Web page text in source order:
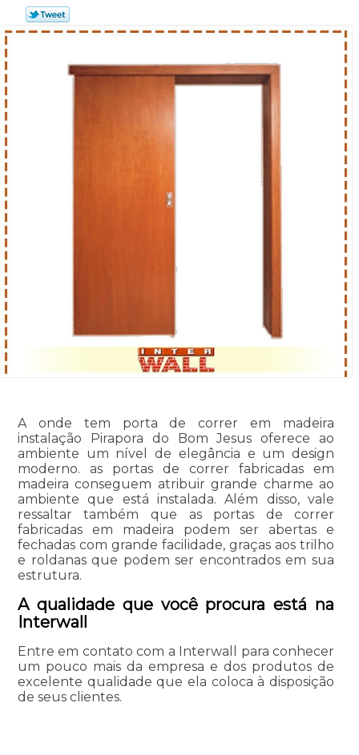
A onde tem porta de correr em madeira
instalação Pirapora do Bom Jesus oferece ao
ambiente um nível de elegância e um design
moderno. as portas de correr fabricadas em
madeira conseguem atribuir grande charme ao
ambiente que está instalada. Além disso, vale
ressaltar também que as portas de correr
fabricadas em madeira podem ser abertas e
fechadas com grande facilidade, graças aos trilho
e roldanas que podem ser encontrados em sua
estrutura.
A qualidade que você procura está na
Interwall
Entre em contato com a Interwall para conhecer
um pouco mais da empresa e dos produtos de
excelente qualidade que ela coloca à disposição
de seus clientes.